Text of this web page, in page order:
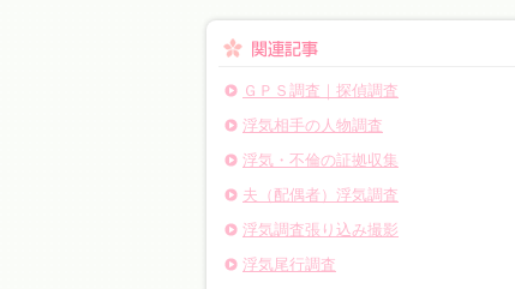
ＧＰＳ調査｜探偵調査
浮気相手の人物調査
浮気・不倫の証拠収集
夫（配偶者）浮気調査
浮気調査張り込み撮影
浮気尾行調査